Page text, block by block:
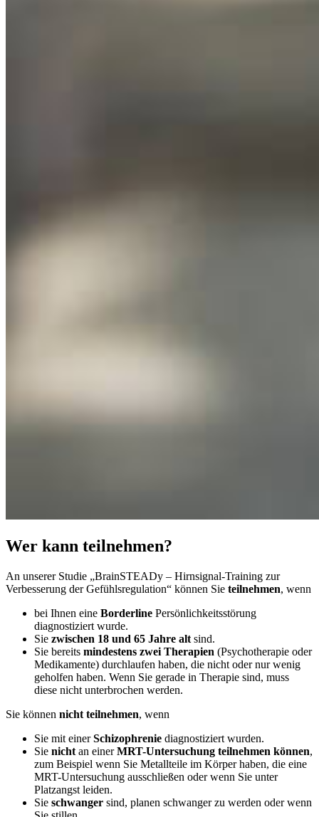
Wer kann teilnehmen?
An unserer Studie „BrainSTEADy – Hirnsignal-Training zur
Verbesserung der Gefühlsregulation“ können Sie teilnehmen, wenn
bei Ihnen eine Borderline Persönlichkeitsstörung
diagnostiziert wurde.
Sie zwischen 18 und 65 Jahre alt sind.
Sie bereits mindestens zwei Therapien (Psychotherapie oder
Medikamente) durchlaufen haben, die nicht oder nur wenig
geholfen haben. Wenn Sie gerade in Therapie sind, muss
diese nicht unterbrochen werden.
Sie können nicht teilnehmen, wenn
Sie mit einerSchizophrenie diagnostiziert wurden.
Sie nicht an einerMRT-Untersuchung teilnehmen können,
zum Beispiel wenn Sie Metallteile im Körper haben, die eine
MRT-Untersuchung ausschließen oder wenn Sie unter
Platzangst leiden.
Sie schwanger sind, planen schwanger zu werden oder wenn